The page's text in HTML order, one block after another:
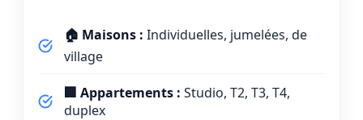
🏠 Maisons : Individuelles, jumelées, de
village
🏢 Appartements : Studio, T2, T3, T4,
duplex